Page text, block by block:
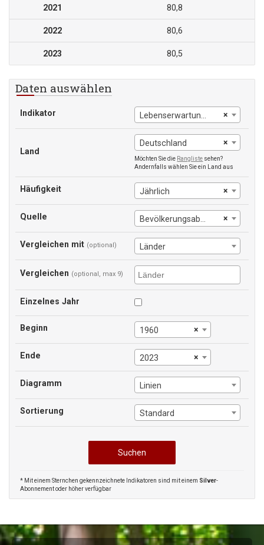
2021 80,8
2022 80,6
2023 80,5
Daten auswählen
Indikator ×
Lebenserwartung bei der Geburt
Land
×
Deutschland
Möchten Sie die Rangliste sehen?
Andernfalls wählen Sie ein Land aus
Häufigkeit ×
Jährlich
Quelle ×
Bevölkerungsabteilung der Vereinten Nationen
Vergleichen mit (optional) Länder
Vergleichen (optional, max 9)
Einzelnes Jahr
Beginn ×
1960
Ende ×
2023
Diagramm Linien
Sortierung Standard
* Mit einem Sternchen gekennzeichnete Indikatoren sind mit einem Silver-
Abonnement oder höher verfügbar